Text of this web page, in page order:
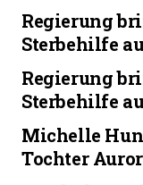
Regierung
Sterbehilfe
Regierung
Sterbehilfe
Michelle
Tochter